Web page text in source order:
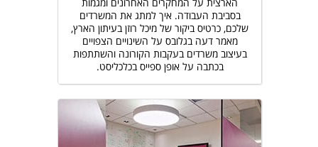
בסביבת העבודה. איך למתג את המשרדים
שלכם, כרטיס ביקור של מיכל רוזן בעיתון הארץ,
מאמר דעה בגלובס על השינויים הצפויים
בעיצוב משרדים בעקבות הקורונה והשתתפות
בכתבה על אופן ספייס בכלכליסט.